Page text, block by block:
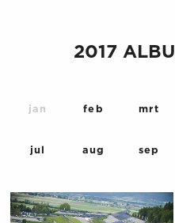
2017
jan feb mrt
jul aug sep